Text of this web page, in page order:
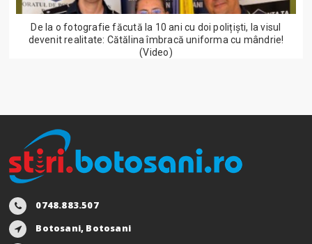
De la o fotografie făcută la 10 ani cu doi polițiști, la visul
devenit realitate: Cătălina îmbracă uniforma cu mândrie!
(Video)
0748.883.507
Botosani, Botosani